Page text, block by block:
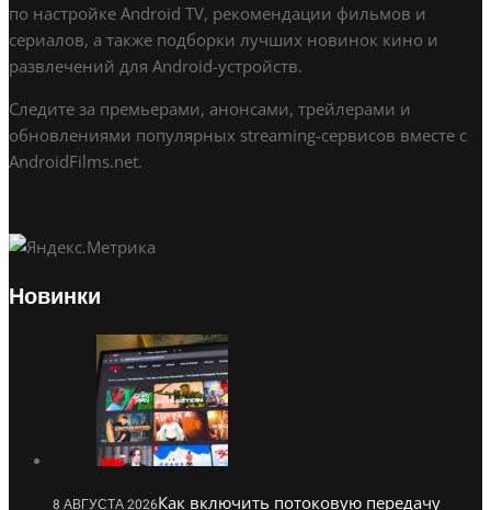
по настройке Android TV, рекомендации фильмов и
сериалов, а также подборки лучших новинок кино и
развлечений для Android-устройств.
Следите за премьерами, анонсами, трейлерами и
обновлениями популярных streaming-сервисов вместе с
AndroidFilms.net.
Новинки
8 АВГУСТА 2026Как включить потоковую передачу